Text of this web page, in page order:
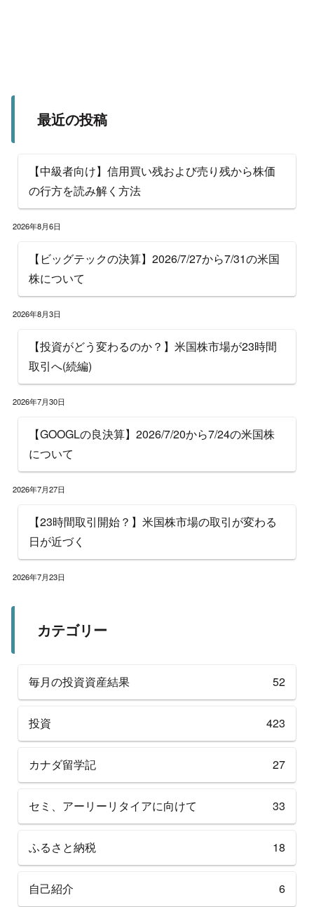
最近の投稿
【中級者向け】信用買い残および売り残から株価
の行方を読み解く方法
2026年8月6日
【ビッグテックの決算】2026/7/27から7/31の米国
株について
2026年8月3日
【投資がどう変わるのか？】米国株市場が23時間
取引へ(続編)
2026年7月30日
【GOOGLの良決算】2026/7/20から7/24の米国株
について
2026年7月27日
【23時間取引開始？】米国株市場の取引が変わる
日が近づく
2026年7月23日
カテゴリー
毎月の投資資産結果 52
投資 423
カナダ留学記 27
セミ、アーリーリタイアに向けて 33
ふるさと納税 18
自己紹介 6